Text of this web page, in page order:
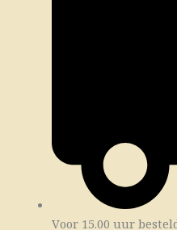
Voor 15.00 uur